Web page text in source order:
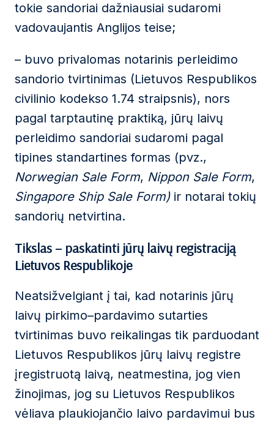
tokie sandoriai dažniausiai sudaromi
vadovaujantis Anglijos teise;
– buvo privalomas notarinis perleidimo
sandorio tvirtinimas (Lietuvos Respublikos
civilinio kodekso 1.74 straipsnis), nors
pagal tarptautinę praktiką, jūrų laivų
perleidimo sandoriai sudaromi pagal
tipines standartines formas (pvz.,
Norwegian Sale Form, Nippon Sale Form,
Singapore Ship Sale Form)ir notarai tokių
sandorių netvirtina.
Tikslas – paskatinti jūrų laivų registraciją
Lietuvos Respublikoje
Neatsižvelgiant į tai, kad notarinis jūrų
laivų pirkimo–pardavimo sutarties
tvirtinimas buvo reikalingas tik parduodant
Lietuvos Respublikos jūrų laivų registre
įregistruotą laivą, neatmestina, jog vien
žinojimas, jog su Lietuvos Respublikos
vėliava plaukiojančio laivo pardavimui bus